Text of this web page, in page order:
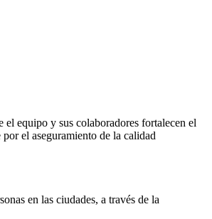
equipo y sus colaboradores fortalecen el
el aseguramiento de la calidad
en las ciudades, a través de la